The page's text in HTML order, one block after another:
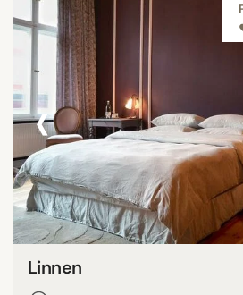
‹
Linnen